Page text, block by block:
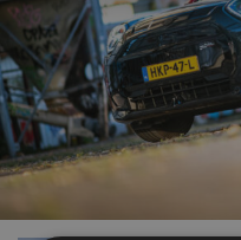
Contact
MotorRAI.nl